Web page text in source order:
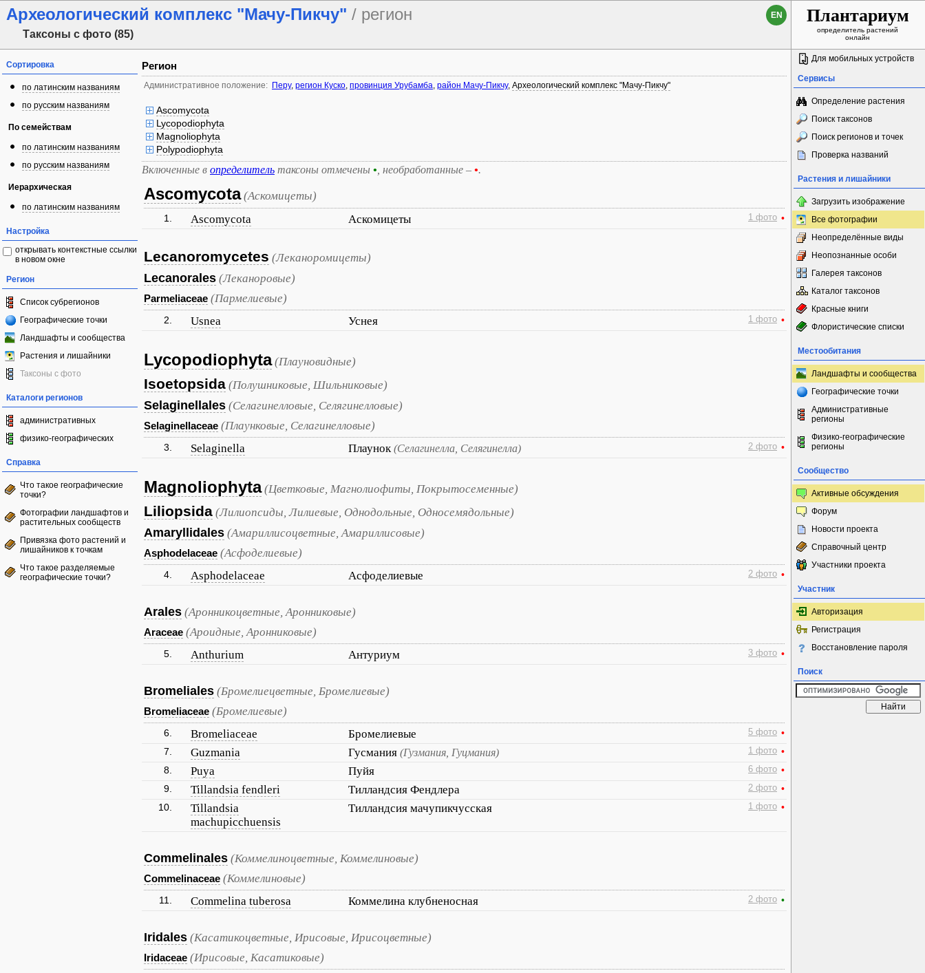
Археологический комплекс "Мачу-Пикчу" / регион
Таксоны с фото (85)
EN Плантариум
определитель растений
онлайн
Сортировка
по латинским названиям
по русским названиям
По семействам
по латинским названиям
по русским названиям
Иерархическая
по латинским названиям
Настройка
открывать контекстные ссылки
в новом окне
Регион
Список субрегионов
Географические точки
Ландшафты и сообщества
Растения и лишайники
Таксоны с фото
Каталоги регионов
административных
физико-географических
Справка
Что такое географические
точки?
Фотографии ландшафтов и
растительных сообществ
Привязка фото растений и
лишайников к точкам
Что такое разделяемые
географические точки?
Регион
Административное положение: Перу, регион Куско, провинция Урубамба, район Мачу-Пикчу, Археологический комплекс "Мачу-Пикчу"
Ascomycota
Lycopodiophyta
Magnoliophyta
Polypodiophyta
Включенные в определитель таксоны отмечены • , необработанные – •.
Ascomycota (Аскомицеты)
1. Ascomycota Аскомицеты 1 фото •
Lecanoromycetes (Леканоромицеты)
Lecanorales (Леканоровые)
Parmeliaceae (Пармелиевые)
2. Usnea Уснея 1 фото •
Lycopodiophyta (Плауновидные)
Isoetopsida (Полушниковые, Шильниковые)
Selaginellales (Селагинелловые, Селягинелловые)
Selaginellaceae (Плаунковые, Селагинелловые)
3. Selaginella Плаунок(Селагинелла, Селягинелла) 2 фото •
Magnoliophyta (Цветковые, Магнолиофиты, Покрытосеменные)
Liliopsida (Лилиопсиды, Лилиевые, Однодольные, Односемядольные)
Amaryllidales (Амариллисоцветные, Амариллисовые)
Asphodelaceae (Асфоделиевые)
4. Asphodelaceae Асфоделиевые 2 фото •
Arales (Аронникоцветные, Аронниковые)
Araceae (Ароидные, Аронниковые)
5. Anthurium Антуриум 3 фото •
Bromeliales (Бромелиецветные, Бромелиевые)
Bromeliaceae (Бромелиевые)
6. Bromeliaceae Бромелиевые 5 фото •
7.
Guzmania Гусмания (Гузмания, Гуцмания) 1 фото •
8.
Puya Пуйя 6 фото •
9.
Tillandsia fendleri Тилландсия Фендлера 2 фото •
10.
Tillandsia
machupicchuensis
Тилландсия мачупикчусская 1 фото •
Commelinales (Коммелиноцветные, Коммелиновые)
Commelinaceae (Коммелиновые)
11. Commelina tuberosa Коммелина клубненосная 2 фото •
Iridales (Касатикоцветные, Ирисовые, Ирисоцветные)
Iridaceae (Ирисовые, Касатиковые)
Для мобильных устройств
Сервисы
Определение растения
Поиск таксонов
Поиск регионов и точек
Проверка названий
Растения и лишайники
Загрузить изображение
Все фотографии
Неопределённые виды
Неопознанные особи
Галерея таксонов
Каталог таксонов
Красные книги
Флористические списки
Местообитания
Ландшафты и сообщества
Географические точки
Административные
регионы
Физико-географические
регионы
Сообщество
Активные обсуждения
Форум
Новости проекта
Справочный центр
Участники проекта
Участник
Авторизация
Регистрация
Восстановление пароля
Поиск